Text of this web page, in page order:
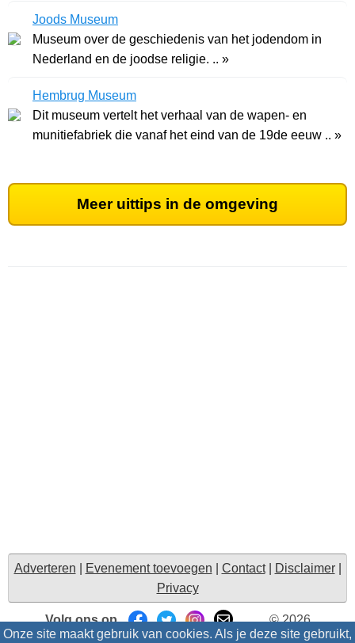
Onze site maakt gebruik van cookies. Als je deze site gebruikt,
Joods Museum
Museum over de geschiedenis van het jodendom in
Nederland en de joodse religie. .. »
Hembrug Museum
Dit museum vertelt het verhaal van de wapen- en
munitiefabriek die vanaf het eind van de 19de eeuw .. »
Meer uittips in de omgeving
Adverteren Evenement toevoegen Contact| Disclaimer|
Privacy
Volg ons op
© 2026
Uitzinnig.nl/intris- Alle rechten voorbehouden | Suggesties